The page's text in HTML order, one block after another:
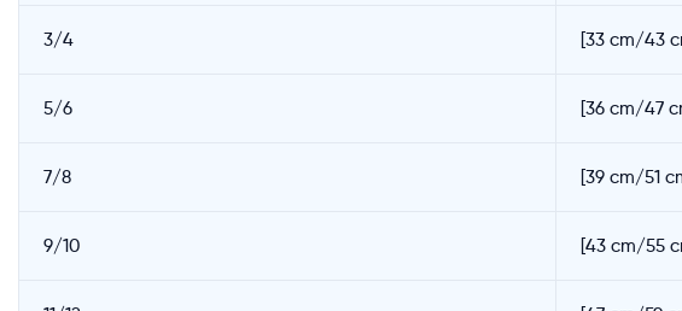
3/4 [33 cm/43
5/6 [36 cm/47
7/8 [39 cm/51
9/10 [43 cm/55